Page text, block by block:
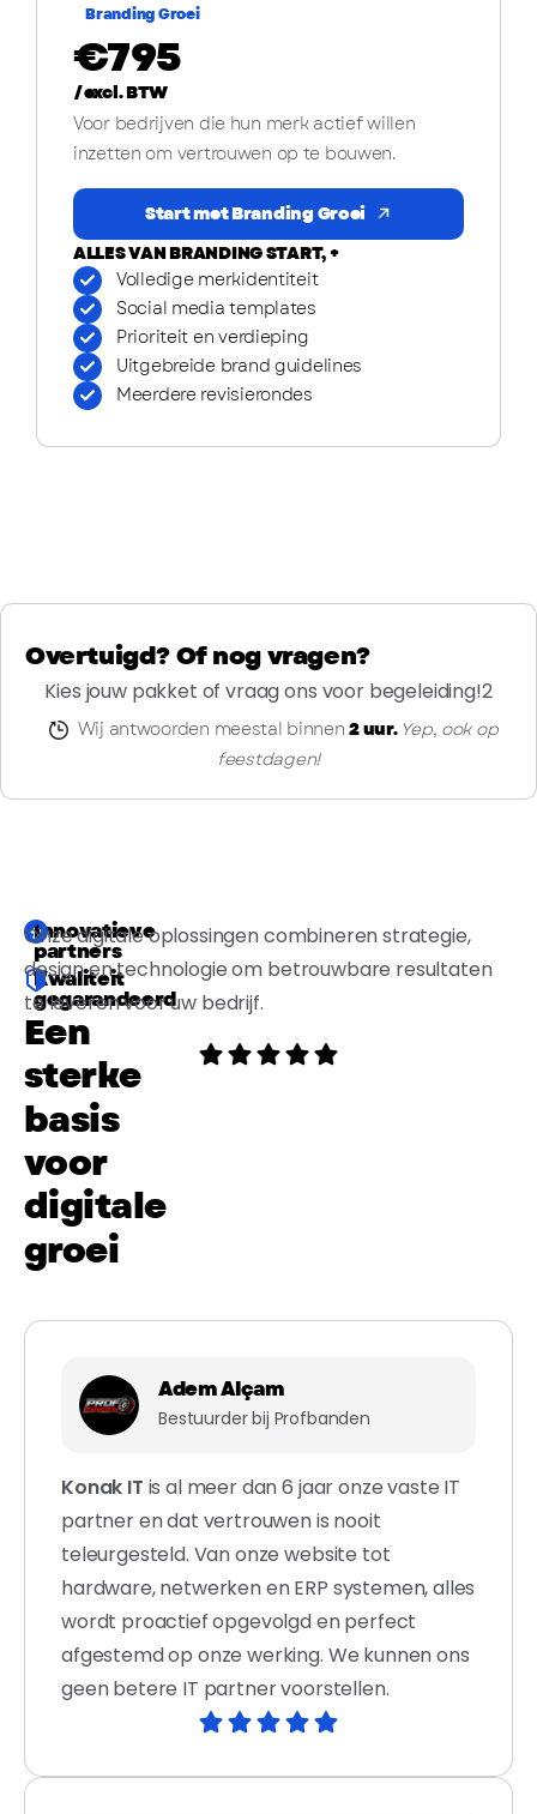
Branding Groei
€795
/excl. BTW
Voor bedrijven die hun merk actief willen
inzetten om vertrouwen op te bouwen.
Start met Branding Groei
ALLES VAN BRANDING START, +
Volledige merkidentiteit
Social media templates
Prioriteit en verdieping
Uitgebreide brand guidelines
Meerdere revisierondes
Overtuigd? Of nog vragen?
Kies jouw pakket of vraag ons voor begeleiding!2
Wij antwoorden meestal binnen2 uur.Yep, ook op
feestdagen!
Innovatieve
partners
Kwaliteit
gegarandeerd
Een
sterke
basis
voor
digitale
groei
Onze digitale oplossingen combineren strategie,
design en technologie om betrouwbare resultaten
te leveren voor uw bedrijf.
Adem Alçam
Bestuurder bij Profbanden
Konak IT is al meer dan 6 jaar onze vaste IT
partner en dat vertrouwen is nooit
teleurgesteld. Van onze website tot
hardware, netwerken en ERP systemen, alles
wordt proactief opgevolgd en perfect
afgestemd op onze werking. We kunnen ons
geen betere IT partner voorstellen.